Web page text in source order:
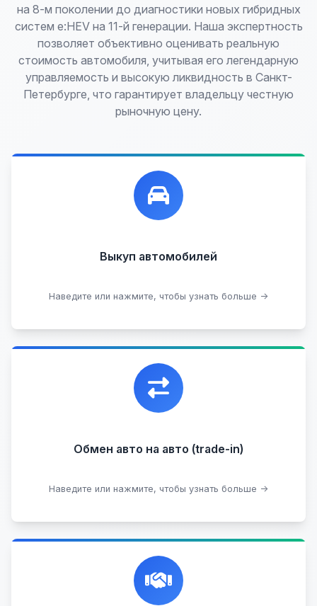
на 8-м поколении до диагностики новых гибридных
систем e:HEV на 11-й генерации. Наша экспертность
позволяет объективно оценивать реальную
стоимость автомобиля, учитывая его легендарную
управляемость и высокую ликвидность в Санкт-
Петербурге, что гарантирует владельцу честную
рыночную цену.
Выкуп автомобилей
Наведите или нажмите, чтобы узнать больше →
Лучшие предложения по выкупу автомобилей,
любых:
Проблемные
Кредитные
В залоге
Узнать стоимость
Обмен авто на авто (trade-in)
Наведите или нажмите, чтобы узнать больше →
Уникальная возможность обменять ваш
автомобиль с доплатой, подобрав вам
подходящий вариант.
Подобрать авто
Честная и профессиональная экспертиза, реклама,
переговоры с клиентами, подготовка документов,
сопровождение сделки.